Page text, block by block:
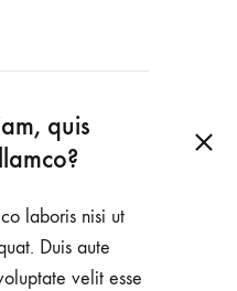
quis
laboris nisi ut
Duis aute
velit esse